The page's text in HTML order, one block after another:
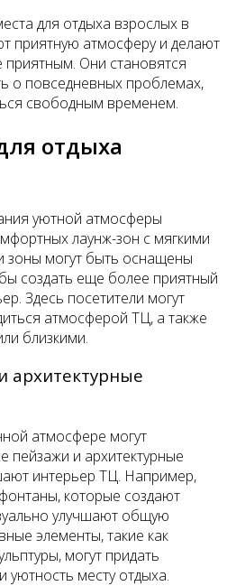
для отдыха взрослых в
приятную атмосферу и делают
Они становятся
о повседневных проблемах,
свободным временем.
отдыха
уютной атмосферы
лаунж-зон с мягкими
зоны могут быть оснащены
создать еще более приятный
Здесь посетители могут
атмосферой ТЦ, а также
близкими.
архитектурные
атмосфере могут
пейзажи и архитектурные
интерьер ТЦ. Например,
которые создают
улучшают общую
элементы, такие как
могут придать
уютность месту отдыха.